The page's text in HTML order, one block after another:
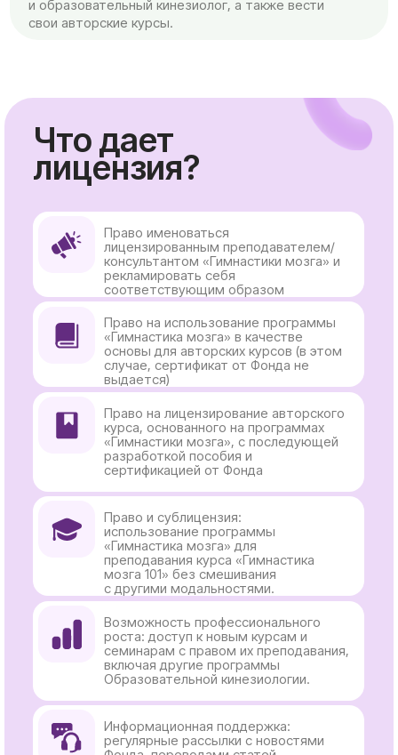
рекламировать себя
соответствующим образом
Право на лицензирование авторского
курса, основанного на программах
«Гимнастики мозга», с последующей
разработкой пособия и
Право и сублицензия:
использование программы
«Гимнастика мозга» для
преподавания курса «Гимнастика
мозга 101» без смешивания
с другими модальностями.
Возможность профессионального
роста: доступ к новым курсам и
семинарам с правом их преподавания,
включая другие программы
Образовательной кинезиологии.
Информационная поддержка:
регулярные рассылки с новостями
Фонда, переводами статей,
обучающими видео; участие
в вебинарах и доступ к онлайн-классу
для ведения курсов.
Скидку на обучение в размере 7%
от стоимости каждого семинара
Возможность использовать
торговый знак Brain Gym
Возможность участвовать в
мероприятиях Ассоциации в качестве
спикера
Размещение информации о себе и
своих курсах на сайте Ассоциации при